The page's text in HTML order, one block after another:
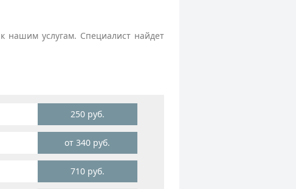
нашим услугам. Специалист найдет
250 руб.
от 340 руб.
710 руб.